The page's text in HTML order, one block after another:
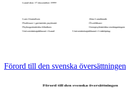
Förord till den svenska översättningen